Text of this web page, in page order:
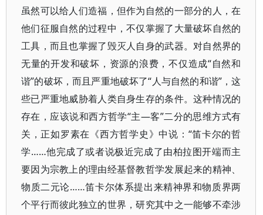
虽然可以给人们造福，但作为自然的一部分的人，在
他们征服自然的过程中，不仅掌握了大量破坏自然的
工具，而且也掌握了毁灭人自身的武器。对自然界的
无量的开发和破坏，资源的浪费，不仅造成“自然和
谐”的破坏，而且严重地破坏了“人与自然的和谐”，这
些已严重地威胁着人类自身生存的条件。这种情况的
存在，应该说和西方哲学“主—客”二分的思维方式有
关，正如罗素在《西方哲学史》中说：“笛卡尔的哲
学……他完成了或者说极近完成了由柏拉图开端而主
要因为宗教上的理由经基督教哲学发展起来的精神、
物质二元论……笛卡尔体系提出来精神界和物质界两
个平行而彼此独立的世界，研究其中之一能够不牵涉